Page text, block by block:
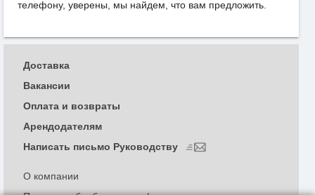
телефону, уверены, мы найдем, что вам предложить.
О компании
Доставка
Вакансии
Оплата и возвраты
Арендодателям
Написать письмо Руководству